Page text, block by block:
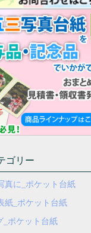
ゴリー
真に_ポケット台紙
紙_ポケット台紙
_ポケット台紙